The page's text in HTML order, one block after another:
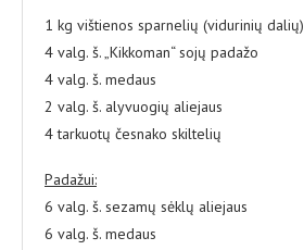
1 kg vištienos sparnelių (vidurinių dalių)
4 valg. š. „Kikkoman“ sojų padažo
4 valg. š. medaus
2 valg. š. alyvuogių aliejaus
4 tarkuotų česnako skiltelių
Padažui:
6 valg. š. sezamų sėklų aliejaus
6 valg. š. medaus